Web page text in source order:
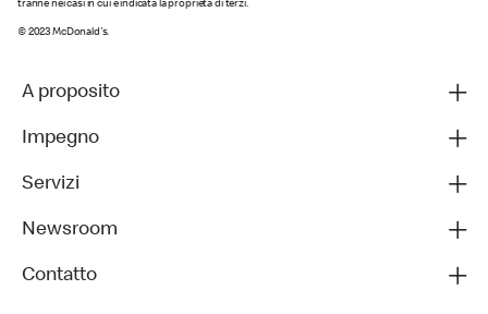
tranne nei casi in cui è indicata la proprietà di terzi.
© 2023 McDonald's.
A proposito
Impegno
Servizi
Newsroom
Contatto